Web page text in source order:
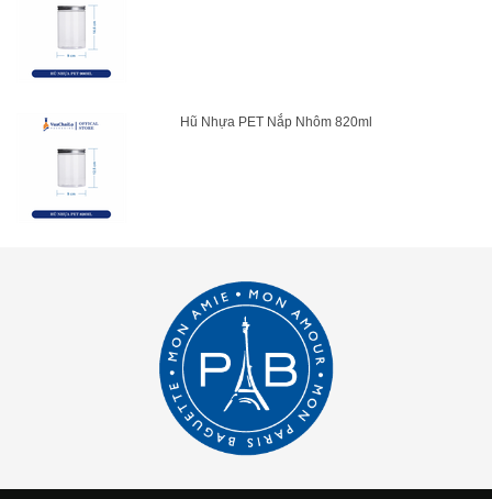
Hũ Nhựa PET Nắp Nhôm 820ml